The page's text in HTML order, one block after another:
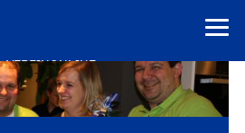
VEREINONLINE
AKTUELLES